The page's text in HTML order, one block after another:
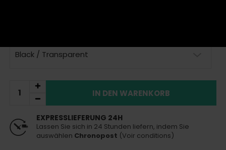
Black / Transparent
IN DEN WARENKORB
EXPRESSLIEFERUNG 24H
Lassen Sie sich in 24 Stunden liefern, indem Sie
auswählen Chronopost (Voir conditions)